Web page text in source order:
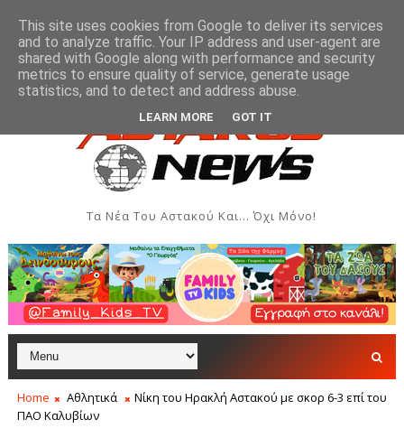
ΞΗΡΌΜΕΡΟ Βλάβη στην ύδρευση της Παλιόβαρκας
Τα Νέα Του Αστακού Και... Όχι Μόνο!
Home Αθλητικά
Νίκη του Ηρακλή Αστακού με σκορ 6-3 επί του
ΠΑΟ Καλυβίων
This site uses cookies from Google to deliver its services
and to analyze traffic. Your IP address and user-agent are
shared with Google along with performance and security
metrics to ensure quality of service, generate usage
statistics, and to detect and address abuse.
LEARN MORE GOT IT